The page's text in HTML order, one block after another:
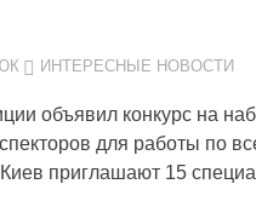
ИНТЕРЕСНЫЕ НОВОСТИ
объявил конкурс на
для работы по
приглашают 15